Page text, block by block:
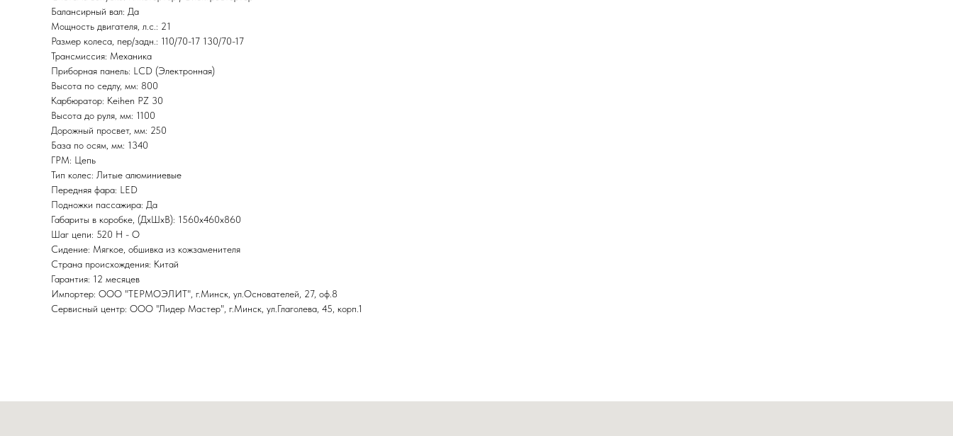
Балансирный вал: Да
Мощность двигателя, л.с.: 21
Размер колеса, пер/задн.: 110/70-17 130/70-17
Трансмиссия: Механика
Приборная панель: LCD (Электронная)
Высота по седлу, мм: 800
Карбюратор: Keihen PZ 30
Высота до руля, мм: 1100
Дорожный просвет, мм: 250
База по осям, мм: 1340
ГРМ: Цепь
Тип колес: Литые алюминиевые
Передняя фара: LED
Подножки пассажира: Да
Габариты в коробке, (ДхШхВ): 1560x460x860
Шаг цепи: 520 H - O
Сидение: Мягкое, обшивка из кожзаменителя
Страна происхождения: Китай
Гарантия: 12 месяцев
Импортер: ООО "ТЕРМОЭЛИТ", г.Минск, ул.Основателей, 27, оф.8
Сервисный центр: ООО "Лидер Мастер", г.Минск, ул.Глаголева, 45, корп.1